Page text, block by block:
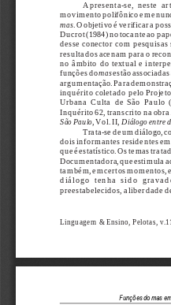
Linguagem & Ensino, Pelotas,
Apresenta-se,  neste
movimento polifônico em
mas. O objetivo é verificar a
Ducrot (1984) no tocante ao
desse conector com
resultados acenam para o
no âmbito do textual e
funções do mas estão
argumentação. Para
inquérito coletado pelo
Urbana  Culta  de  São  Paulo
Inquérito 62, transcrito na obra
São Paulo, Vol. II, Diálogo entre
Trata-se de um diálogo,
dois informantes residentes em
que é estatístico. Os temas
Documentadora, que estimula a
também, em certos momentos,
diálogo  tenha  sido
preestabelecidos, a liberdade
Funções do mas